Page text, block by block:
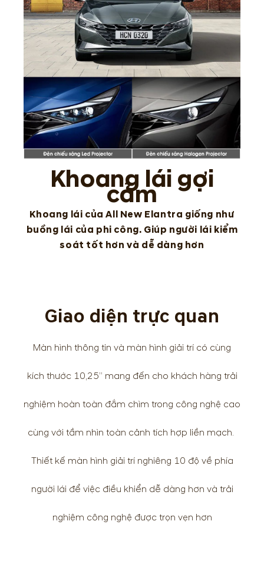
Khoang lái gợi
cảm
Khoang lái của All New Elantra giống như
buồng lái của phi công. Giúp người lái kiểm
soát tốt hơn và dễ dàng hơn
Giao diện trực quan
Màn hình thông tin và màn hình giải trí có cùng
kích thước 10,25” mang đến cho khách hàng trải
nghiệm hoàn toàn đắm chìm trong công nghệ cao
cùng với tầm nhìn toàn cảnh tích hợp liền mạch.
Thiết kế màn hình giải trí nghiêng 10 độ về phía
người lái để việc điều khiển dễ dàng hơn và trải
nghiệm công nghệ được trọn vẹn hơn